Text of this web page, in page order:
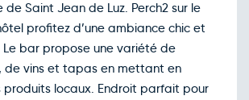
Saint Jean de Luz. Perch2 sur le
profitez d’une ambiance chic et
bar propose une variété de
de vins et tapas en mettant en
produits locaux. Endroit parfait pour